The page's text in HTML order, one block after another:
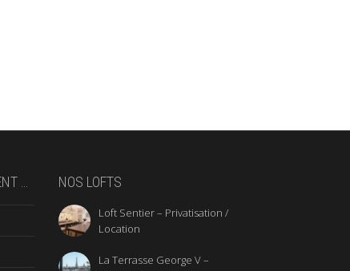
… NOS LOFTS
Loft Sentier – Privatisation /
Location
La Terrasse George V –